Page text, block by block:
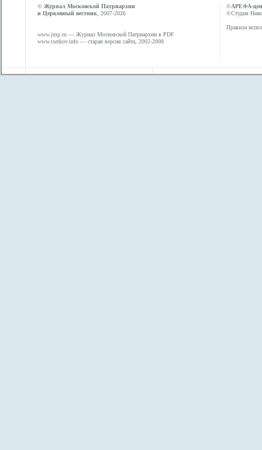
© Журнал Московской Патриархии
и Церковный вестник , 2007-2026
www.jmp.ru — Журнал Московской Патриархии в PDF
www.tserkov.info — старая версия сайта, 2002-2008
©АРЕФА-
©Студия
Правила